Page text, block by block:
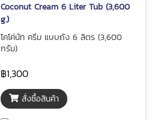
Coconut Cream 6 Liter Tub (3,600
g.)
โคโค่นัท ครีม แบบถัง 6 ลิตร (3,600
กรัม)
฿1,300
สั่งซื้อสินค้า